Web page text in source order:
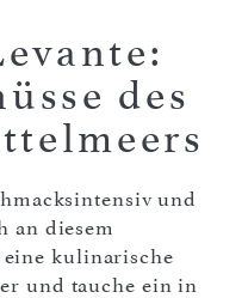
des
und
an diesem
kulinarische
und tauche ein in